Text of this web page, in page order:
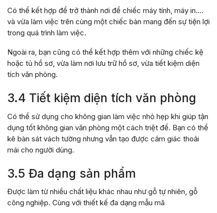
Có thể kết hợp để trở thành nơi để chiếc máy tính, máy in….
và vừa làm việc trên cùng một chiếc bàn mang đến sự tiện lợi
trong quá trình làm việc.
Ngoài ra, bạn cũng có thể kết hợp thêm với những chiếc kệ
hoặc tủ hồ sơ, vừa làm nơi lưu trữ hồ sơ, vừa tiết kiệm diện
tích văn phòng.
3.4 Tiết kiệm diện tích văn phòng
Có thể sử dụng cho không gian làm việc nhỏ hẹp khi giúp tận
dụng tốt không gian văn phòng một cách triệt để. Bạn có thể
kê bàn sát vách tường nhưng vẫn tạo được cảm giác thoải
mái cho người dùng.
3.5 Đa dạng sản phẩm
Được làm từ nhiều chất liệu khác nhau như gỗ tự nhiên, gỗ
công nghiệp. Cùng với thiết kế đa dạng mẫu mã